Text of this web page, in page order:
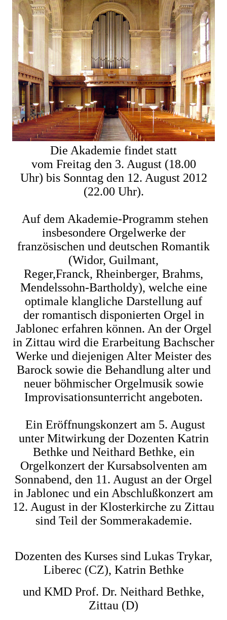
Die Akademie findet statt
vom Freitag den 3. August (18.00
Uhr) bis Sonntag den 12. August 2012
(22.00 Uhr).
Auf dem Akademie-Programm stehen
insbesondere Orgelwerke der
französischen und deutschen Romantik
(Widor, Guilmant,
Reger,Franck, Rheinberger, Brahms,
Mendelssohn-Bartholdy), welche eine
optimale klangliche Darstellung auf
der romantisch disponierten Orgel in
Jablonec erfahren können. An der Orgel
in Zittau wird die Erarbeitung Bachscher
Werke und diejenigen Alter Meister des
Barock sowie die Behandlung alter und
neuer böhmischer Orgelmusik sowie
Improvisationsunterricht angeboten.
Ein Eröffnungskonzert am 5. August
unter Mitwirkung der Dozenten Katrin
Bethke und Neithard Bethke, ein
Orgelkonzert der Kursabsolventen am
Sonnabend, den 11. August an der Orgel
in Jablonec und ein Abschlußkonzert am
12. August in der Klosterkirche zu Zittau
sind Teil der Sommerakademie.
Dozenten des Kurses sind Lukas Trykar,
Liberec (CZ), Katrin Bethke
und KMD Prof. Dr. Neithard Bethke,
Zittau (D)